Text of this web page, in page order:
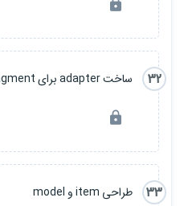
32 ساخت adapter برای fragment
33 طراحی item و model